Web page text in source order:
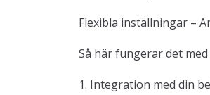
Flexibla inställningar –
Så här fungerar det
1. Integration med din